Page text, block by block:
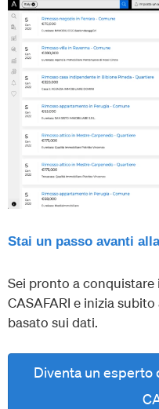
Stai un passo avanti
Sei pronto a
CASAFARI e inizia
basato sui dati.
Diventa un esperto